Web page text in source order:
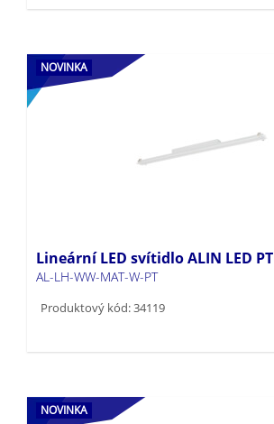
NOVINKA
Lineární LED svítidlo ALIN LED PT
AL-LH-WW-MAT-W-PT
Produktový kód: 34119
NOVINKA